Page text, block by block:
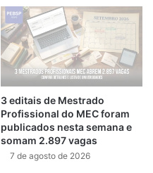
3 editais de Mestrado
Profissional do MEC foram
publicados nesta semana e
somam 2.897 vagas
7 de agosto de 2026